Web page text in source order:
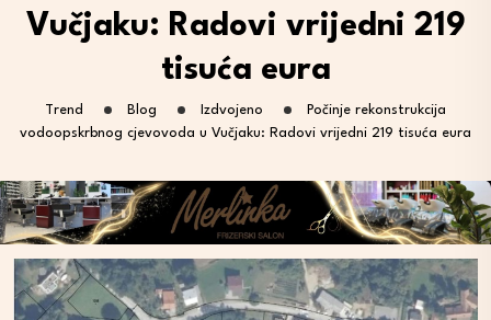
Vučjaku: Radovi vrijedni 219
tisuća eura
Trend Blog Izdvojeno
Počinje rekonstrukcija
vodoopskrbnog cjevovoda u Vučjaku: Radovi vrijedni 219 tisuća eura